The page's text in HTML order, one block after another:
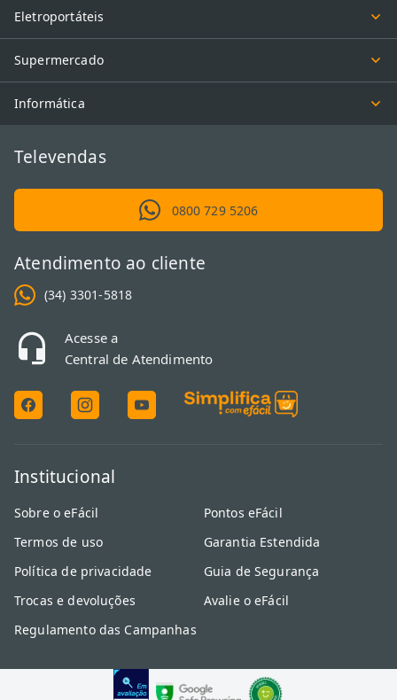
Eletroportáteis
Supermercado
Informática
Televendas
0800 729 5206
Atendimento ao cliente
(34) 3301-5818
Acesse a
Central de Atendimento
Institucional
Sobre o eFácil
Termos de uso
Política de privacidade
Trocas e devoluções
Regulamento das Campanhas
Pontos eFácil
Garantia Estendida
Guia de Segurança
Avalie o eFácil